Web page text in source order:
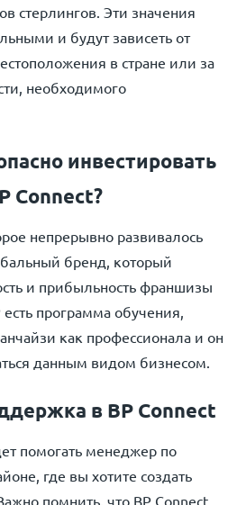
стерлингов. Эти значения
и будут зависеть от
в стране или за
необходимого
инвестировать
Connect?
непрерывно развивалось
бренд, который
и прибыльность франшизы
программа обучения,
как профессионала и он
данным видом бизнесом.
в BP Connect
помогать менеджер по
где вы хотите создать
помнить, что BP Connect